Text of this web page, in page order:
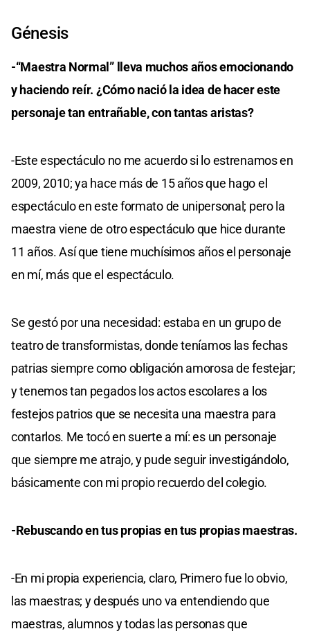
Génesis
-“Maestra Normal” lleva muchos años emocionando
y haciendo reír. ¿Cómo nació la idea de hacer este
personaje tan entrañable, con tantas aristas?
-Este espectáculo no me acuerdo si lo estrenamos en
2009, 2010; ya hace más de 15 años que hago el
espectáculo en este formato de unipersonal; pero la
maestra viene de otro espectáculo que hice durante
11 años. Así que tiene muchísimos años el personaje
en mí, más que el espectáculo.
Se gestó por una necesidad: estaba en un grupo de
teatro de transformistas, donde teníamos las fechas
patrias siempre como obligación amorosa de festejar;
y tenemos tan pegados los actos escolares a los
festejos patrios que se necesita una maestra para
contarlos. Me tocó en suerte a mí: es un personaje
que siempre me atrajo, y pude seguir investigándolo,
básicamente con mi propio recuerdo del colegio.
-Rebuscando en tus propias en tus propias maestras.
-En mi propia experiencia, claro, Primero fue lo obvio,
las maestras; y después uno va entendiendo que
maestras, alumnos y todas las personas que